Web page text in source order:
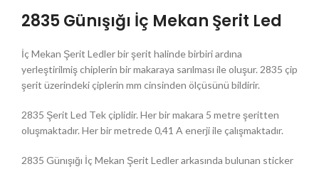
2835 Günışığı İç Mekan Şerit Led
İç Mekan Şerit Ledler bir şerit halinde birbiri ardına
yerleştirilmiş chiplerin bir makaraya sarılması ile oluşur. 2835 çip
şerit üzerindeki çiplerin mm cinsinden ölçüsünü bildirir.
2835 Şerit Led Tek çiplidir. Her bir makara 5 metre şeritten
oluşmaktadır. Her bir metrede 0,41 A enerji ile çalışmaktadır.
2835 Günışığı İç Mekan Şerit Ledler arkasında bulunan sticker